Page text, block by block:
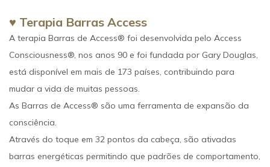
♥ Terapia Barras Access
A terapia Barras de Access® foi desenvolvida pelo Access
Consciousness®, nos anos 90 e foi fundada por Gary Douglas,
está disponível em mais de 173 países, contribuindo para
mudar a vida de muitas pessoas.
As Barras de Access® são uma ferramenta de expansão da
consciência.
Através do toque em 32 pontos da cabeça, são ativadas
barras energéticas permitindo que padrões de comportamento,